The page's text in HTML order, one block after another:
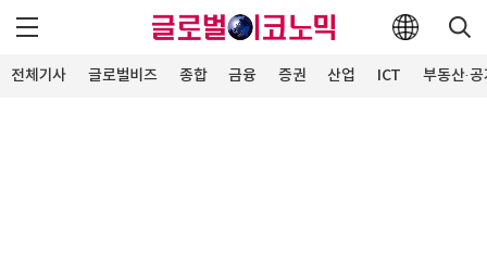
전체기사 글로벌비즈 종합 금융 증권 산업 ICT 부동산·